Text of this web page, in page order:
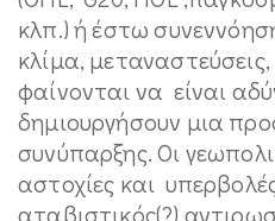
κλπ.) ή έστω
κλίμα,
φαίνονται να είναι
δημιουργήσουν μια
συνύπαρξης. Οι
αστοχίες και
αταβιστικός(?)